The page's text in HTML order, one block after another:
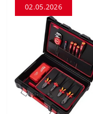
02.05.2026